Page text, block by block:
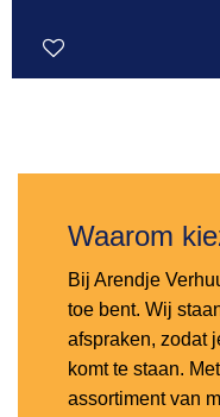
Waarom
Bij Arendje
toe bent. Wij
afspraken, zodat
komt te staan.
assortiment van